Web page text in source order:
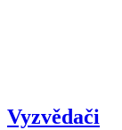
Vyzvědači